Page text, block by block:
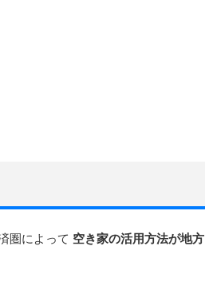
圏によって 空き家の活用方法が地方